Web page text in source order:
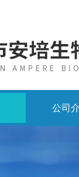
公司